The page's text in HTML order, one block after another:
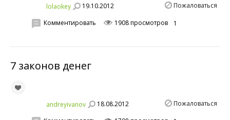
lolaokey 19.10.2012 Пожаловаться
Комментировать 1908 просмотров 1
7 законов денег
andreyivanov 18.08.2012 Пожаловаться